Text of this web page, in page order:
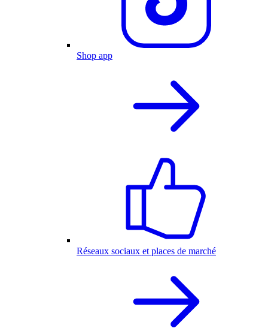
Shop app
Réseaux sociaux et places de marché